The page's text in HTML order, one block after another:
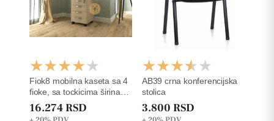
Fiok8 mobilna kaseta sa 4
fioke, sa tockicima širina
42x50x63cm
16.274 RSD
AB39 crna konferencijska
stolica
3.800 RSD